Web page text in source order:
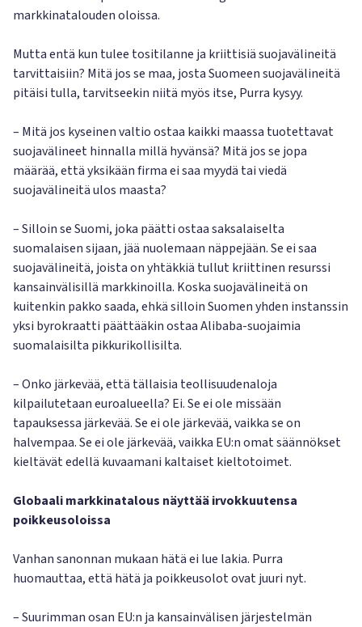
markkinatalouden oloissa.
Mutta entä kun tulee tositilanne ja kriittisiä suojavälineitä
tarvittaisiin? Mitä jos se maa, josta Suomeen suojavälineitä
pitäisi tulla, tarvitseekin niitä myös itse, Purra kysyy.
– Mitä jos kyseinen valtio ostaa kaikki maassa tuotettavat
suojavälineet hinnalla millä hyvänsä? Mitä jos se jopa
määrää, että yksikään firma ei saa myydä tai viedä
suojavälineitä ulos maasta?
– Silloin se Suomi, joka päätti ostaa saksalaiselta
suomalaisen sijaan, jää nuolemaan näppejään. Se ei saa
suojavälineitä, joista on yhtäkkiä tullut kriittinen resurssi
kansainvälisillä markkinoilla. Koska suojavälineitä on
kuitenkin pakko saada, ehkä silloin Suomen yhden instanssin
yksi byrokraatti päättääkin ostaa Alibaba-suojaimia
suomalaisilta pikkurikollisilta.
– Onko järkevää, että tällaisia teollisuudenaloja
kilpailutetaan euroalueella? Ei. Se ei ole missään
tapauksessa järkevää. Se ei ole järkevää, vaikka se on
halvempaa. Se ei ole järkevää, vaikka EU:n omat säännökset
kieltävät edellä kuvaamani kaltaiset kieltotoimet.
Globaali markkinatalous näyttää irvokkuutensa
poikkeusoloissa
Vanhan sanonnan mukaan hätä ei lue lakia. Purra
huomauttaa, että hätä ja poikkeusolot ovat juuri nyt.
– Suurimman osan EU:n ja kansainvälisen järjestelmän